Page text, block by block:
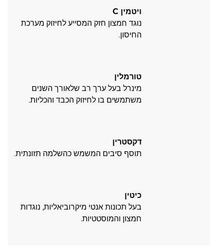
ויטמין C
נוגד חמצון חזק המסייע לחיזוק מערכת
החיסון.
טורמלין
מינרל בעל ערך רב שלאורך השנים
משתמשים בו לחיזוק הכבד והכליות.
דקסטרין
תוסף סיבים המשמש כהשלמה תזונתית.
כיטין
בעל תכונות אנטי מיקרוביאליות, נוגדות
חמצון והמוסטטיות.